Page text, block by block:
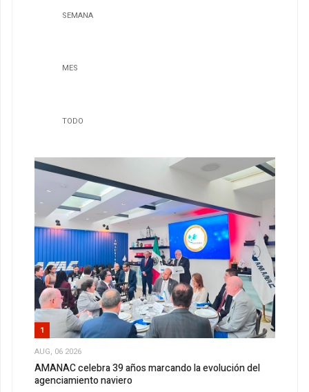
SEMANA
MES
TODO
1
AUG, 06 2026
AMANAC celebra 39 años marcando la evolución del
agenciamiento naviero